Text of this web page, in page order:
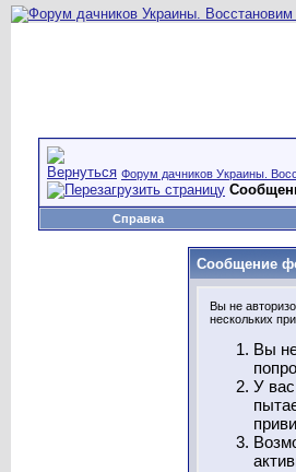
Форум дачников Украины.
Справка
Сообщение
Вы не
нескольких
Вы
У